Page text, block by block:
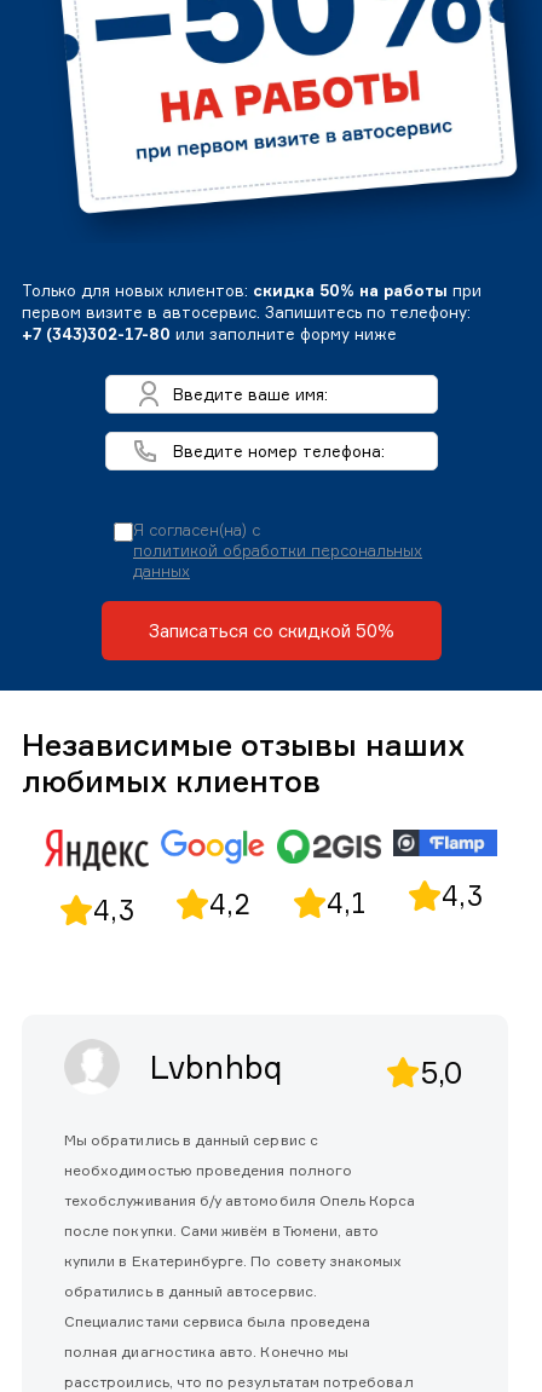
Только для новых клиентов: скидка 50% на работы при
первом визите в автосервис. Запишитесь по телефону:
+7 (343)302-17-80 или заполните форму ниже
Я согласен(на) с
политикой обработки персональных
данных
Записаться со скидкой 50%
Независимые отзывы наших
любимых клиентов
4,3 4,2 4,1 4,3
Lvbnhbq 5,0
Мы обратились в данный сервис с
необходимостью проведения полного
техобслуживания б/у автомобиля Опель Корса
после покупки. Сами живём в Тюмени, авто
купили в Екатеринбурге. По совету знакомых
обратились в данный автосервис.
Специалистами сервиса была проведена
полная диагностика авто. Конечно мы
расстроились, что по результатам потребовал